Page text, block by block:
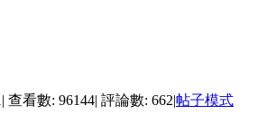
| 查看數: 96144| 評論數: 662|帖子模式